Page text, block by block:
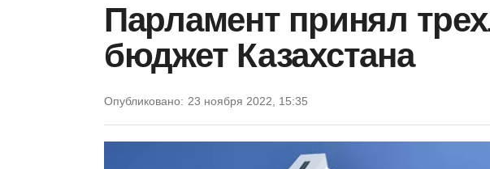
Парламент принял
бюджет Казахстана
Опубликовано: 23 ноября 2022, 15:35